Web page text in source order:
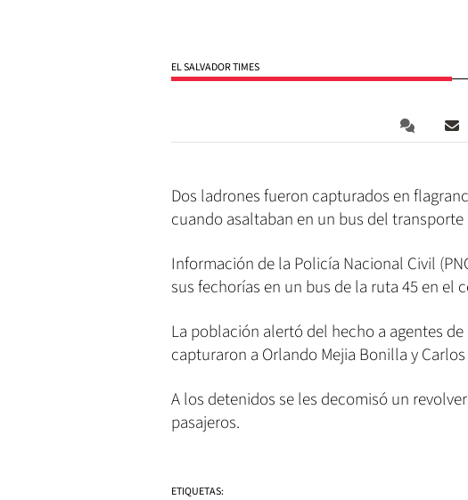
EL SALVADOR TIMES
Dos ladrones fueron capturados en
cuando asaltaban en un bus del
Información de la Policía Nacional Civil
sus fechorías en un bus de la ruta 45 en el
La población alertó del hecho a agentes
capturaron a Orlando Mejia Bonilla y
A los detenidos se les decomisó un
pasajeros.
ETIQUETAS: